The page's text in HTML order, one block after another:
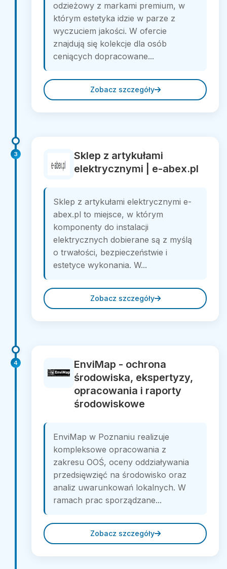
odzieżowy z markami premium, w
którym estetyka idzie w parze z
wyczuciem jakości. W ofercie
znajdują się kolekcje dla osób
ceniących dopracowane...
Zobacz szczegóły
3
Sklep z artykułami
elektrycznymi | e-abex.pl
Sklep z artykułami elektrycznymi e-
abex.pl to miejsce, w którym
komponenty do instalacji
elektrycznych dobierane są z myślą
o trwałości, bezpieczeństwie i
estetyce wykonania. W...
Zobacz szczegóły
4
EnviMap - ochrona
środowiska, ekspertyzy,
opracowania i raporty
środowiskowe
EnviMap w Poznaniu realizuje
kompleksowe opracowania z
zakresu OOŚ, oceny oddziaływania
przedsięwzięć na środowisko oraz
analiz uwarunkowań lokalnych. W
ramach prac sporządzane...
Zobacz szczegóły